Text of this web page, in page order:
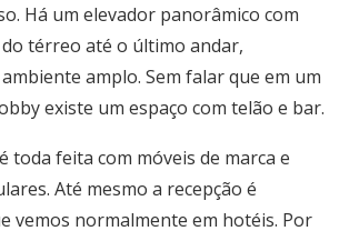
Há um elevador panorâmico com
térreo até o último andar,
amplo. Sem falar que em um
existe um espaço com telão e bar.
toda feita com móveis de marca e
Até mesmo a recepção é
vemos normalmente em hotéis. Por